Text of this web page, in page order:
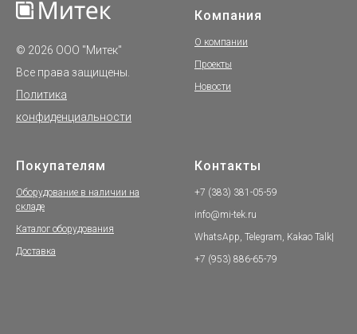
© 2026 ООО "Митек"
Все права защищены.
Политика
конфиденциальности
Компания
О компании
Проекты
Новости
Покупателям
Оборудование в наличии на
складе
Каталог оборудования
Доставка
Контакты
+7 (383) 381-05-59
info@mi-tek.ru
WhatsApp, Telegram, Kakao Talk|
+7 (953) 886-65-79